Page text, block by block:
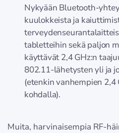
Nykyään Bluetooth-
kuulokkeista ja
tabletteihin sekä paljon
käyttävät 2,4 GHz:n
802.11-lähetysten yli ja
(etenkin vanhempien
kohdalla).
Muita, harvinaisempia RF-